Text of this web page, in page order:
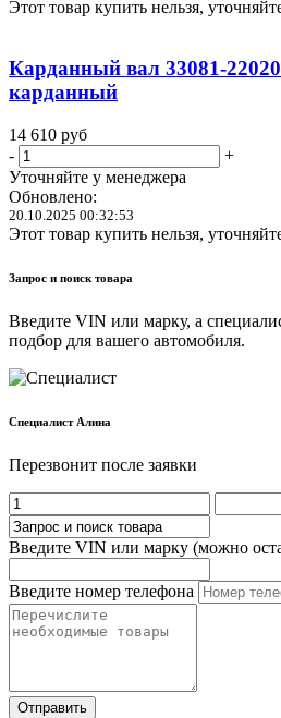
Этот товар купить нельзя,
Карданный вал 33081-
карданный
14 610 руб
-
+
Уточняйте у менеджера
Обновлено:
20.10.2025 00:32:53
Этот товар купить нельзя,
Запрос и поиск товара
Введите VIN или марку, а
подбор для вашего автомобиля.
Cпециалист Алина
Перезвонит после заявки
Введите VIN или марку (можно
Введите номер телефона
Отправить